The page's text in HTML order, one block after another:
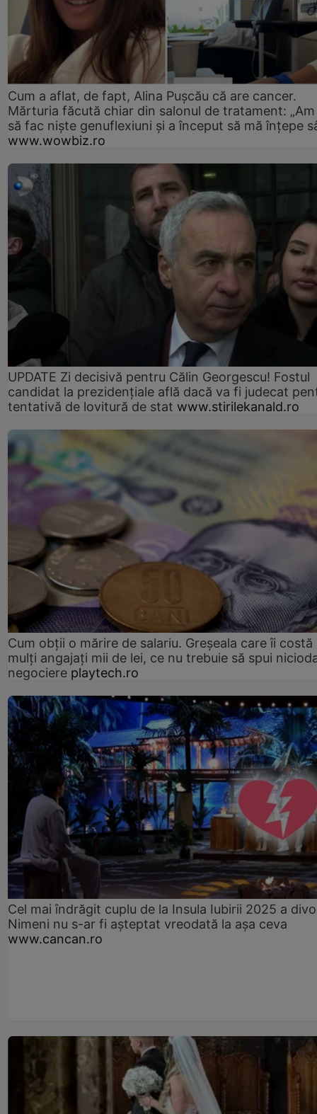
Cum a aflat, de fapt, Alina Pușcău că are cancer.
Mărturia făcută chiar din salonul de tratament:
să fac niște genuflexiuni și a început să mă înțepe
www.wowbiz.ro
UPDATE Zi decisivă pentru Călin Georgescu! Fostul
candidat la prezidențiale află dacă va fi judecat
tentativă de lovitură de stat www.stirilekanald.ro
Cum obții o mărire de salariu. Greșeala care îi costă
mulți angajați mii de lei, ce nu trebuie să spui
negociere playtech.ro
Cel mai îndrăgit cuplu de la Insula Iubirii 2025 a
Nimeni nu s-ar fi așteptat vreodată la așa ceva
www.cancan.ro